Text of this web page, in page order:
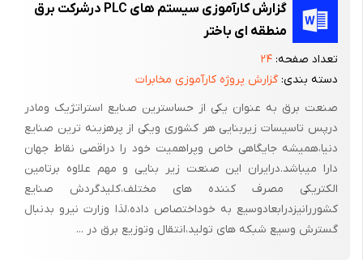
وسایل برقی معمولاً با برق 220 ولت سه فاز کار می کند و بدن انسان
مقاومتی بین 3000 ~ 1500 اهم دارد اگر مقاوت گسترده زمین را به
بین 1000 ~ 500 اهم در نظر بگیریم و همچنین شرط مهم و اصلی
برای حفاظت انسان و جانداران باید اختلاف ولتاژ سطح زمین از 125
ولت تجاوز نکند .
گزارش کارآموزی سیستم های PLC درشرکت برق
منطقه ای باختر
تعداد صفحه: ۲۴
دسته بندی: گزارش پروژه کارآموزی مخابرات
صنعت برق به عنوان یکی از حساسترین صنایع استراتژیک ومادر
درپس تاسیسات زیربنایی هر کشوری ویکی از پرهزینه ترین صنایع
دنیا،همیشه جایگاهی خاص وپراهمیت خود را دراقصی نقاط جهان
دارا میباشد.درایران این صنعت زیر بنایی و مهم علاوه برتامین
الکتریکی مصرف کننده های مختلف،کلیدگردش صنایع
کشوررانیزدرابعادوسیع به خوداختصاص داده،لذا وزارت نیرو بدنبال
گسترش وسیع شبکه های تولید،انتقال وتوزیع برق در ...